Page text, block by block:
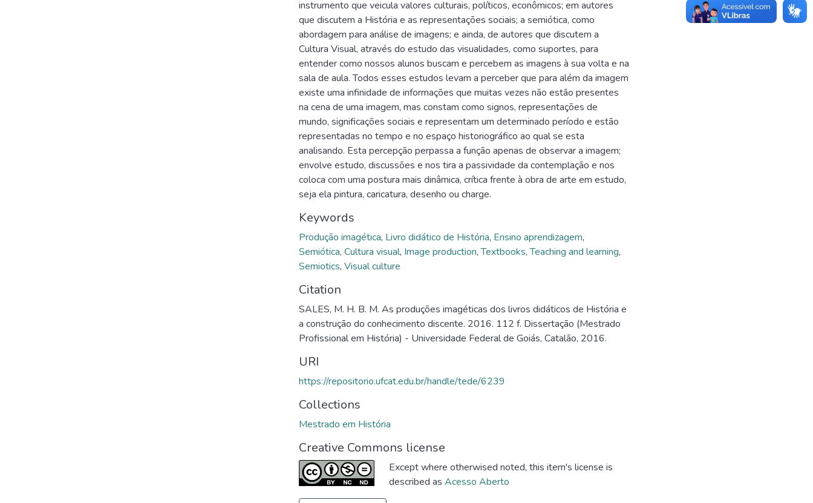
instrumento que veicula valores culturais, políticos, econômicos; em autores
que discutem a História e as representações sociais; a semiótica, como
abordagem para análise de imagens; e ainda, de autores que discutem a
Cultura Visual, através do estudo das visualidades, como suportes, para
entender como nossos alunos buscam e percebem as imagens à sua volta e na
sala de aula. Todos esses estudos levam a perceber que para além da imagem
existe uma infinidade de informações que muitas vezes não estão presentes
na cena de uma imagem, mas constam como signos, representações de
mundo, significações sociais e representam um determinado período e estão
representadas no tempo e no espaço historiográfico ao qual se esta
analisando. Esta percepção perpassa a função apenas de observar a imagem;
envolve estudo, discussões e nos tira a passividade da contemplação e nos
coloca com uma postura mais dinâmica, crítica frente à obra de arte em estudo,
seja ela pintura, caricatura, desenho ou charge.
Keywords
Produção imagética, Livro didático de História, Ensino aprendizagem,
Semiótica, Cultura visual, Image production,Textbooks,Teaching and learning,
Semiotics, Visual culture
Citation
SALES, M. H. B. M. As produções imagéticas dos livros didáticos de História e
a construção do conhecimento discente. 2016. 112 f. Dissertação (Mestrado
Profissional em História) - Universidade Federal de Goiás, Catalão, 2016.
URI
https://repositorio.ufcat.edu.br/handle/tede/6239
Collections
Mestrado em História
Creative Commons license
Except where otherwised noted, this item's license is
described as Acesso Aberto